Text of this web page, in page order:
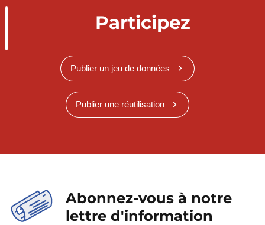
Participez
Publier un jeu de données
Publier une réutilisation
Abonnez-vous à notre
lettre d'information